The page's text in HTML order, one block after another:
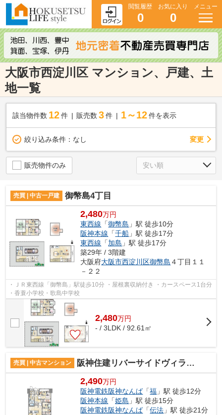
閲覧履歴
0
お気に入り
0
メニュー
大阪市西淀川区 マンション、戸建、土
地一覧
該当物件数 12件 販売数 3 件 1～12 件を表示
絞り込み条件： なし 変更
販売物件のみ
売買 | 中古一戸建 御幣島4丁目
2,480万円
東西線 「御幣島 」駅 徒歩10分
阪神本線 「千船 」駅 徒歩17分
東西線 「加島 」駅 徒歩17分
築29年 / 3階建
大阪府大阪市西淀川区御幣島 ４丁目１１
－２２
・ＪＲ東西線「御幣島」駅徒歩10分 ・屋根裏収納付き ・カースペース1台分
・香蓑小学校・歌島中学校
2,480万円
- / 3LDK / 92.61㎡
売買 | 中古マンション 阪神住建リバーサイドヴィラ姫島Ⅱ
2,490万円
阪神電鉄阪神なんば「福 」駅 徒歩12分
阪神本線 「姫島 」駅 徒歩15分
阪神電鉄阪神なんば「伝法 」駅 徒歩21分